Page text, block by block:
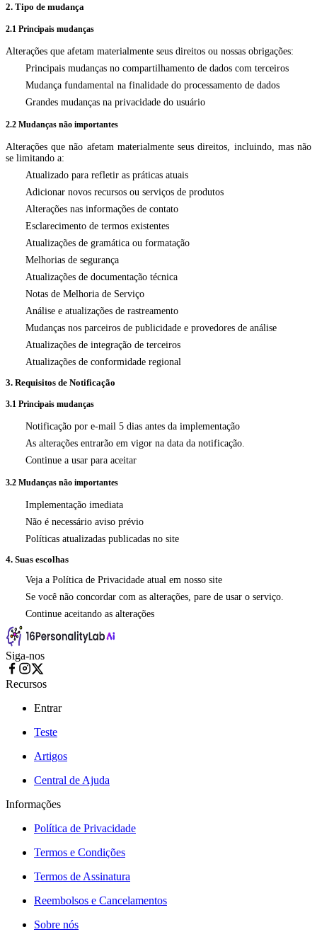
2. Tipo de mudança
2.1 Principais mudanças
Alterações que afetam materialmente seus direitos ou nossas obrigações:
Principais mudanças no compartilhamento de dados com terceiros
Mudança fundamental na finalidade do processamento de dados
Grandes mudanças na privacidade do usuário
2.2 Mudanças não importantes
Alterações que não afetam materialmente seus direitos, incluindo, mas não
se limitando a:
Atualizado para refletir as práticas atuais
Adicionar novos recursos ou serviços de produtos
Alterações nas informações de contato
Esclarecimento de termos existentes
Atualizações de gramática ou formatação
Melhorias de segurança
Atualizações de documentação técnica
Notas de Melhoria de Serviço
Análise e atualizações de rastreamento
Mudanças nos parceiros de publicidade e provedores de análise
Atualizações de integração de terceiros
Atualizações de conformidade regional
3. Requisitos de Notificação
3.1 Principais mudanças
Notificação por e-mail 5 dias antes da implementação
As alterações entrarão em vigor na data da notificação.
Continue a usar para aceitar
3.2 Mudanças não importantes
Implementação imediata
Não é necessário aviso prévio
Políticas atualizadas publicadas no site
4. Suas escolhas
Veja a Política de Privacidade atual em nosso site
Se você não concordar com as alterações, pare de usar o serviço.
Continue aceitando as alterações
Siga-nos
Recursos
Entrar
Teste
Artigos
Central de Ajuda
Informações
Política de Privacidade
Termos e Condições
Termos de Assinatura
Reembolsos e Cancelamentos
Sobre nós